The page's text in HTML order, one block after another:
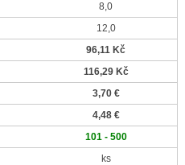
8,0
12,0
96,11 Kč
116,29 Kč
3,70 €
4,48 €
101 - 500
ks